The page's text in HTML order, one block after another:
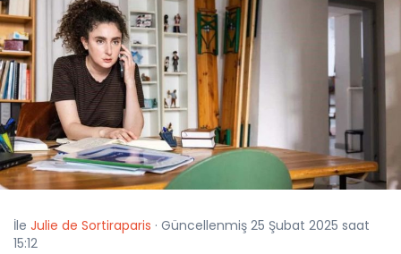
İle Julie de Sortiraparis · Güncellenmiş 25 Şubat 2025 saat
15:12